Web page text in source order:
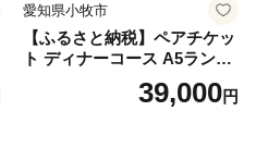
愛知県小牧市
【ふるさと納税】ペアチケッ
ト ディナーコース A5ランク
飛騨牛 コース 記念日 お誕生
日 特別な日 完全個室 ノンア
39,000円